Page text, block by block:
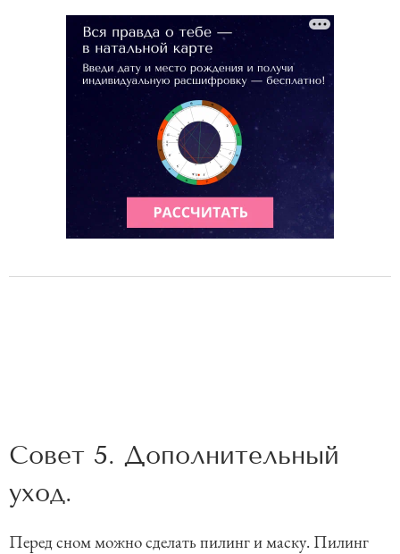
Совет 5. Дополнительный
уход.
Перед сном можно сделать пилинг и маску. Пилинг